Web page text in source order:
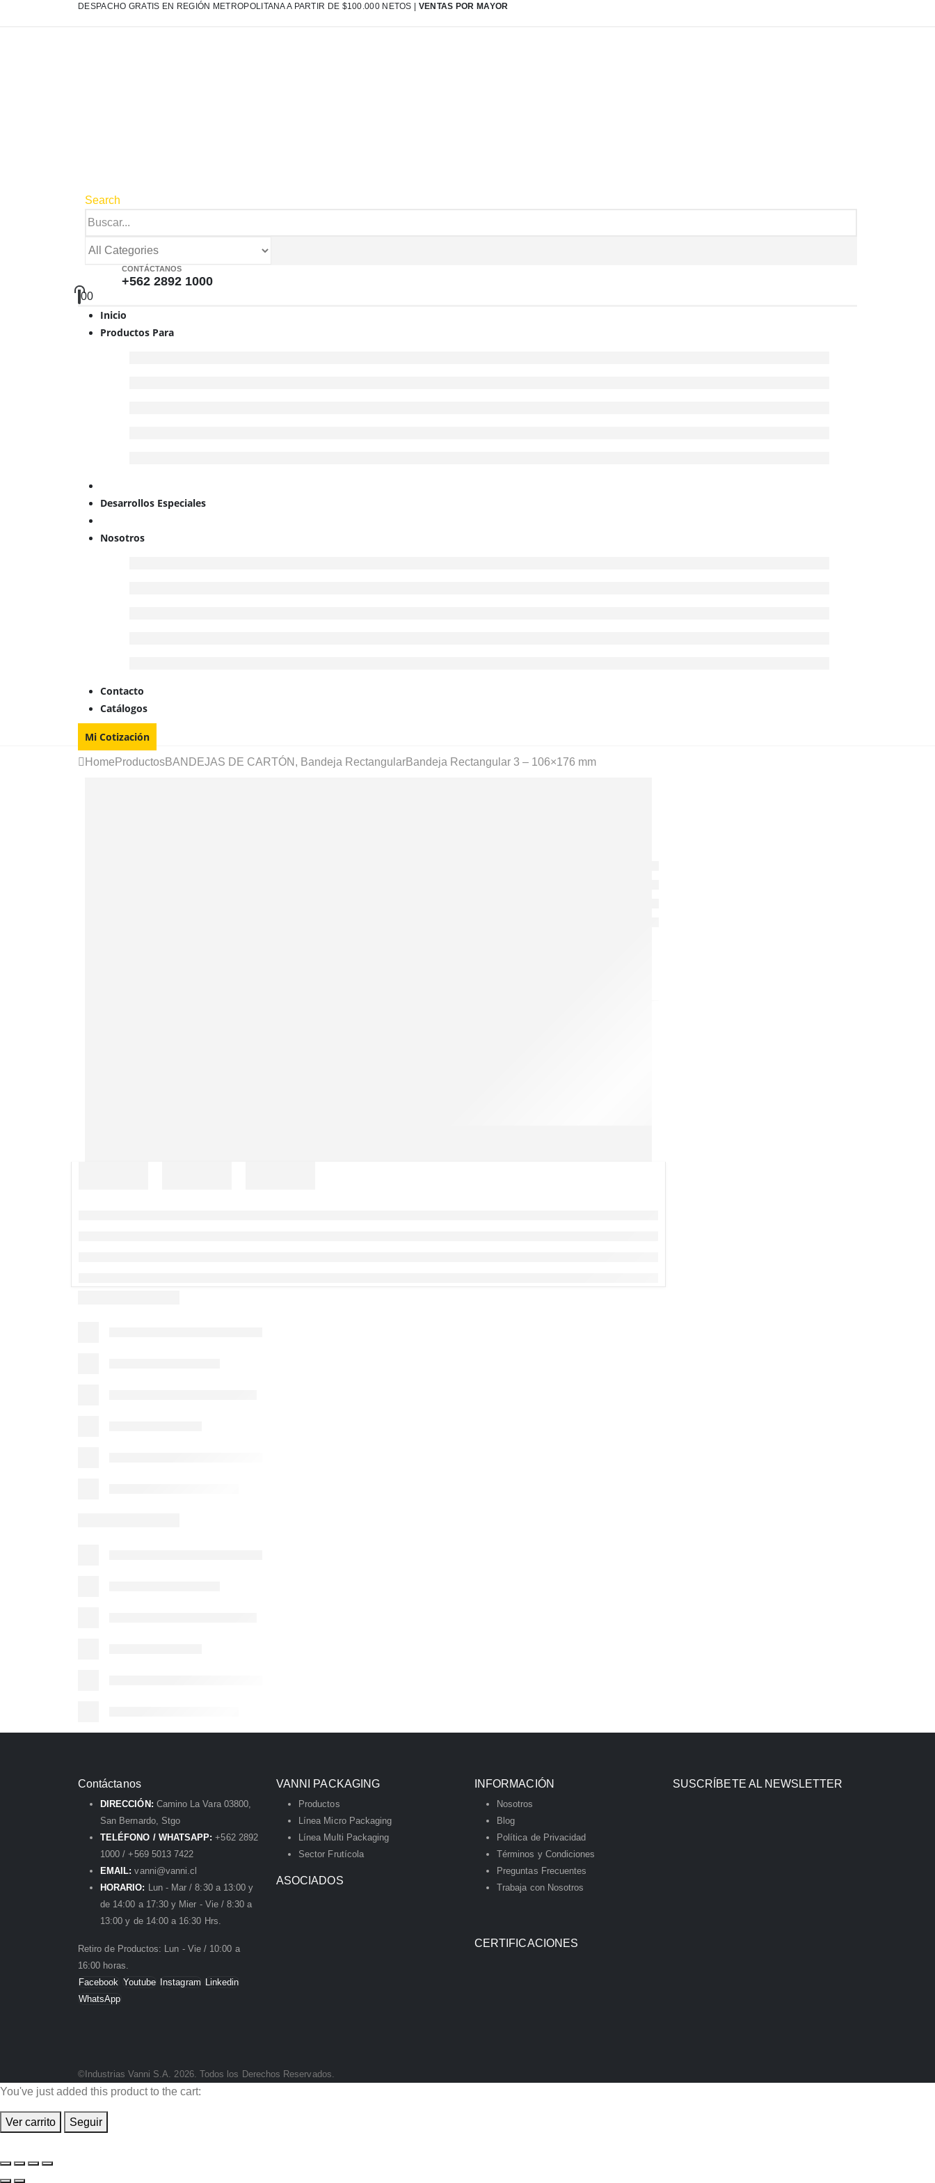
DESPACHO GRATIS EN REGIÓN METROPOLITANA A PARTIR DE $100.000 NETOS | VENTAS POR MAYOR
Search
CONTÁCTANOS
+562 2892 1000
00
Inicio
Productos Para
Desarrollos Especiales
Nosotros
Contacto
Catálogos
Mi Cotización
Home ProductosBANDEJAS DE CARTÓN , Bandeja RectangularBandeja Rectangular 3 – 106×176 mm
Contáctanos
DIRECCIÓN: Camino La Vara 03800,
San Bernardo, Stgo
TELÉFONO / WHATSAPP: +562 2892
1000 / +569 5013 7422
EMAIL: vanni@vanni.cl
HORARIO: Lun - Mar / 8:30 a 13:00 y
de 14:00 a 17:30 y Mier - Vie / 8:30 a
13:00 y de 14:00 a 16:30 Hrs.
Retiro de Productos: Lun - Vie / 10:00 a
16:00 horas.
Facebook Youtube Instagram Linkedin
WhatsApp
VANNI PACKAGING
Productos
Línea Micro Packaging
Línea Multi Packaging
Sector Frutícola
ASOCIADOS
INFORMACIÓN
Nosotros
Blog
Política de Privacidad
Términos y Condiciones
Preguntas Frecuentes
Trabaja con Nosotros
CERTIFICACIONES
SUSCRÍBETE AL NEWSLETTER
©Industrias Vanni S.A. 2026. Todos los Derechos Reservados.
You've just added this product to the cart:
Ver carrito Seguir